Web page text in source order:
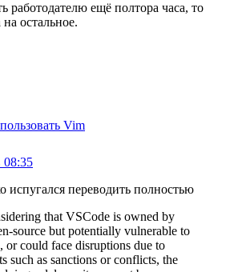
работодателю ещё полтора часа, то
на остальное.
Vim
08:35
испугался переводить полностью
that VSCode is owned by
source but potentially vulnerable to
or could face disruptions due to
such as sanctions or conflicts, the